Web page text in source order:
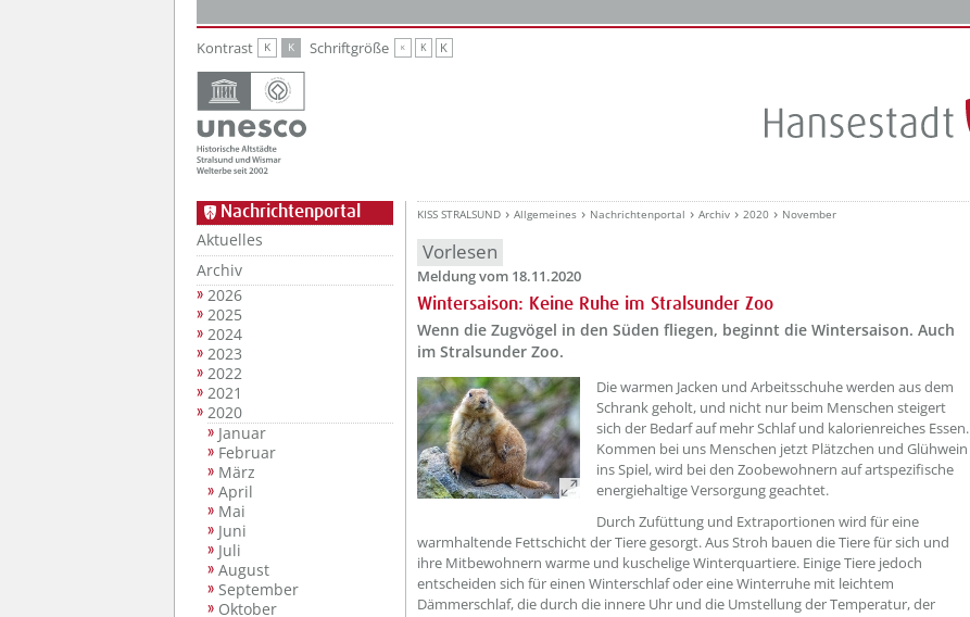
Kontrast K K Schriftgröße K K K
Nachrichtenportal
Aktuelles
Archiv
2026
2025
2024
2023
2022
2021
2020
Januar
Februar
März
April
Mai
Juni
Juli
August
September
Oktober
KISS STRALSUND Allgemeines Nachrichtenportal Archiv 2020 November
Vorlesen
Meldung vom 18.11.2020
Wintersaison: Keine Ruhe im Stralsunder Zoo
Wenn die Zugvögel in den Süden fliegen, beginnt die Wintersaison. Auch
im Stralsunder Zoo.
Die warmen Jacken und Arbeitsschuhe werden aus dem
Schrank geholt, und nicht nur beim Menschen steigert
sich der Bedarf auf mehr Schlaf und kalorienreiches Essen.
Kommen bei uns Menschen jetzt Plätzchen und Glühwein
ins Spiel, wird bei den Zoobewohnern auf artspezifische
energiehaltige Versorgung geachtet.
Durch Zufüttung und Extraportionen wird für eine
warmhaltende Fettschicht der Tiere gesorgt. Aus Stroh bauen die Tiere für sich und
ihre Mitbewohnern warme und kuschelige Winterquartiere. Einige Tiere jedoch
entscheiden sich für einen Winterschlaf oder eine Winterruhe mit leichtem
Dämmerschlaf, die durch die innere Uhr und die Umstellung der Temperatur, der